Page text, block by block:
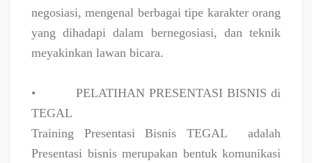
negosiasi, mengenal berbagai tipe karakter orang
yang dihadapi dalam bernegosiasi, dan teknik
meyakinkan lawan bicara.
•
PELATIHAN PRESENTASI BISNIS di
TEGAL
Training Presentasi Bisnis TEGAL
adalah
Presentasi bisnis merupakan bentuk komunikasi